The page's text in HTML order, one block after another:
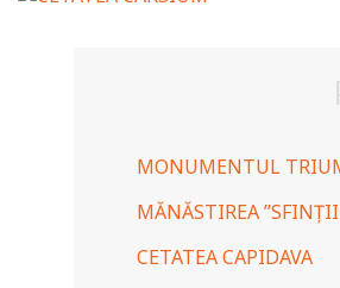
MONUMENTUL
MĂNĂSTIREA
CETATEA CAPIDAVA